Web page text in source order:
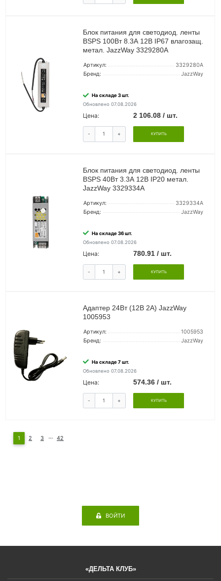
Блок питания для светодиод. ленты
BSPS 100Вт 8.3А 12В IP67 влагозащ.
метал. JazzWay 3329280A
Артикул:
3329280A
Бренд:
JazzWay
На складе 3 шт.
Обновлено 07.08.2026
Цена: 2 106.08 / шт.
- + КУПИТЬ
Блок питания для светодиод. ленты
BSPS 40Вт 3.3А 12В IP20 метал.
JazzWay 3329334A
Артикул:
3329334A
Бренд:
JazzWay
На складе 36 шт.
Обновлено 07.08.2026
Цена: 780.91 / шт.
- + КУПИТЬ
Адаптер 24Вт (12В 2A) JazzWay
1005953
Артикул:
1005953
Бренд:
JazzWay
На складе 7 шт.
Обновлено 07.08.2026
Цена: 574.36 / шт.
- + КУПИТЬ
1 2 3 ... 42
ВОЙТИ
«ДЕЛЬТА КЛУБ»